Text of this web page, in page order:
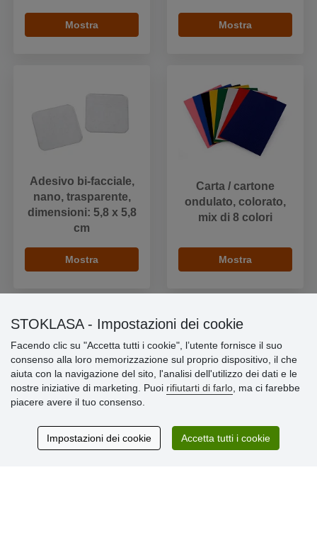
Mostra Mostra
Adesivo bi-facciale,
nano, trasparente,
dimensioni: 5,8 x 5,8
cm
Mostra
Carta / cartone
ondulato, colorato,
mix di 8 colori
Mostra
Informazioni importanti
» Impostazioni dei cookie
» Termini & Condizioni
» Informativa sulla Privacy
» Garanzia e resi
» Programma fedeltà
STOKLASA - Impostazioni dei cookie
Facendo clic su "Accetta tutti i cookie", l’utente fornisce il suo
consenso alla loro memorizzazione sul proprio dispositivo, il che
aiuta con la navigazione del sito, l'analisi dell'utilizzo dei dati e le
nostre iniziative di marketing. Puoi rifiutarti di farlo , ma ci farebbe
piacere avere il tuo consenso.
Impostazioni dei cookie Accetta tutti i cookie